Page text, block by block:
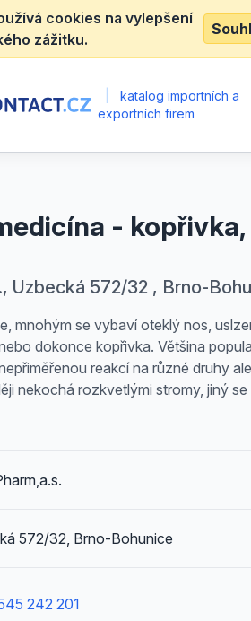
cookies na vylepšení
zážitku.
katalog importních a
exportních firem
- kopřivka,
Uzbecká 572/32 , Brno-
mnohým se vybaví oteklý nos,
dokonce kopřivka. Většina
reakcí na různé druhy
nekochá rozkvetlými stromy, jiný se
572/32, Brno-Bohunice
242 201